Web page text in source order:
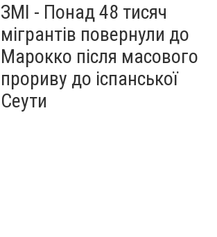
ЗМІ - Понад 48 тисяч
мігрантів повернули до
Марокко після масового
прориву до іспанської
Сеути